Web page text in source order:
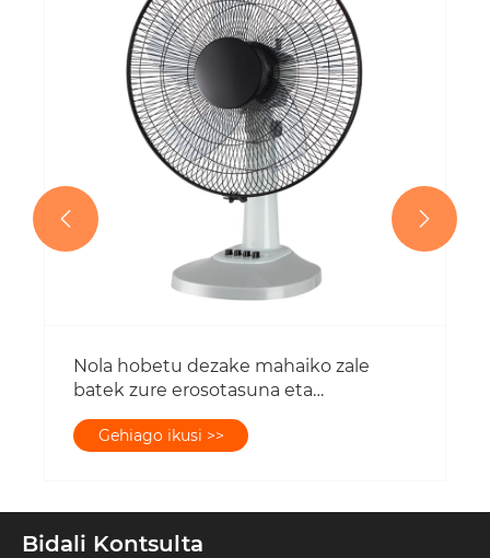
da hobea?
Gehiago ikusi >>
 
Bidali Kontsulta